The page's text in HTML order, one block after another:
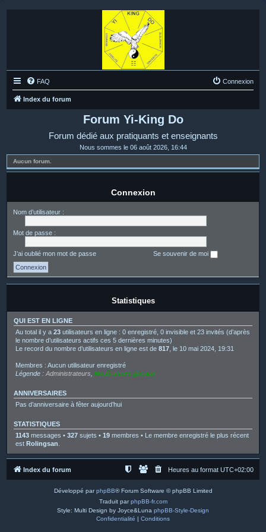
FAQ Connexion
Index du forum
Forum Yi-King Do
Forum dédié aux pratiquants et enseignants
Nous sommes le 06 août 2026, 16:44
Aucun forum.
Connexion
Nom d’utilisateur :
Mot de passe :
J’ai oublié mon mot de passe Se souvenir de moi
Statistiques
QUI EST EN LIGNE
Au total il y a 23 utilisateurs en ligne : 0 enregistré, 0 invisible et 23 invités (d’après
le nombre d’utilisateurs actifs ces 5 dernières minutes)
Le record du nombre d’utilisateurs en ligne est de 817 , le 10 mai 2024, 19:31
Membres : Aucun utilisateur enregistré
Légende : Administrateurs Modérateurs globaux
ANNIVERSAIRES
Pas d’anniversaire à fêter aujourd’hui
STATISTIQUES
1143 messages • 327 sujets • 19 membres • Le membre enregistré le plus récent
est Rolingsan
Index du forum Heures au format UTC+02:00
Développé parphpBB® Forum Software © phpBB Limited
Traduit parphpBB-fr.com
Style: Multi Design by Joyce&Luna phpBB-Style-Design
Confidentialité | Conditions